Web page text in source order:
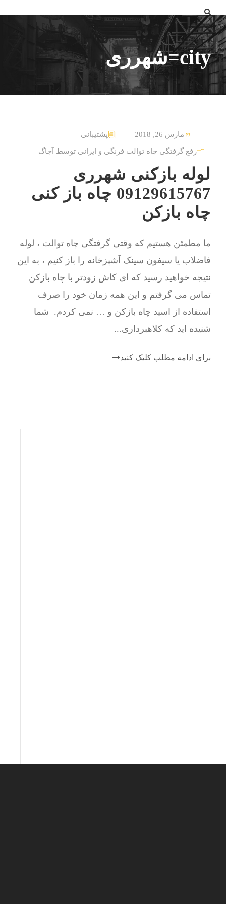
city=شهرری
مارس 26, 2018 پشتیبانی
رفع گرفتگی چاه توالت فرنگی و ایرانی توسط آچاگ
لوله بازکنی شهرری
09129615767 چاه باز کنی
چاه بازکن
ما مطمئن هستیم که وقتی گرفتگی چاه توالت ، لوله
فاضلاب یا سیفون سینک آشپزخانه را باز کنیم ، به این
نتیجه خواهید رسید که ای کاش زودتر با چاه بازکن
تماس می گرفتم و این همه زمان خود را صرف
استفاده از اسید چاه بازکن و … نمی کردم. شما
شنیده اید که کلاهبرداری...
برای ادامه مطلب کلیک کنید